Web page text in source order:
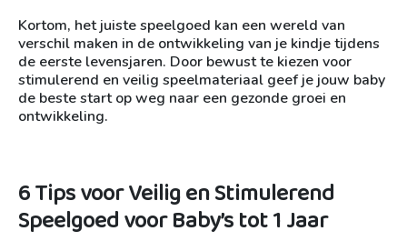
Kortom, het juiste speelgoed kan een wereld van
verschil maken in de ontwikkeling van je kindje tijdens
de eerste levensjaren. Door bewust te kiezen voor
stimulerend en veilig speelmateriaal geef je jouw baby
de beste start op weg naar een gezonde groei en
ontwikkeling.
6 Tips voor Veilig en Stimulerend
Speelgoed voor Baby’s tot 1 Jaar